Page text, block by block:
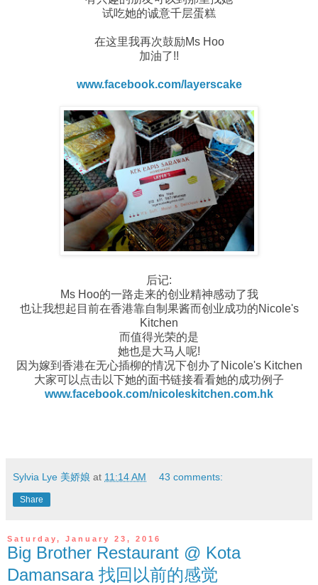
试吃她的诚意千层蛋糕
在这里我再次鼓励Ms Hoo
加油了!!
www.facebook.com/layerscake
后记:
Ms Hoo的一路走来的创业精神感动了我
也让我想起目前在香港靠自制果酱而创业成功的Nicole's
Kitchen
而值得光荣的是
她也是大马人呢!
因为嫁到香港在无心插柳的情况下创办了Nicole's Kitchen
大家可以点击以下她的面书链接看看她的成功例子
www.facebook.com/nicoleskitchen.com.hk
Sylvia Lye 美娇娘 at 11:14 AM 43 comments:
Share
Saturday, January 23, 2016
Big Brother Restaurant @ Kota
Damansara 找回以前的感觉